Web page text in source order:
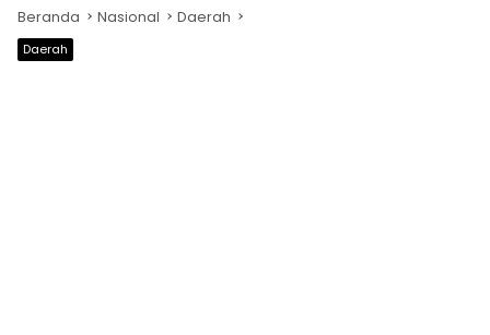
Beranda Nasional Daerah
Daerah